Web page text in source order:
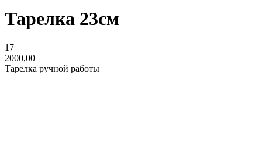
Тарелка 23см
17
2000,00
Тарелка ручной работы